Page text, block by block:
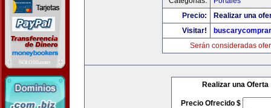
Precio:
Realizar una
Visitar!
Serán consideradas
Realizar una Oferta
Precio Ofrecido $